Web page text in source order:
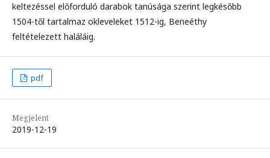
keltezéssel előforduló darabok tanúsága szerint legkésőbb
1504-től tartalmaz okleveleket 1512-ig, Beneéthy
feltételezett haláláig.
pdf
Megjelent
2019-12-19